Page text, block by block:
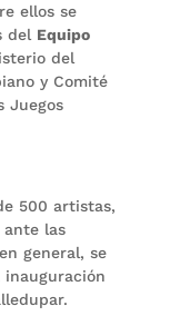
ellos se
del Equipo
del
y Comité
Juegos
500 artistas,
las
general, se
inauguración